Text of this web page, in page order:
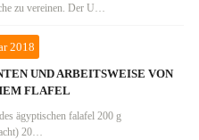
zu vereinen. Der U…
2018
UND ARBEITSWEISE VON
FLAFEL
ägyptischen falafel 200 g
20…